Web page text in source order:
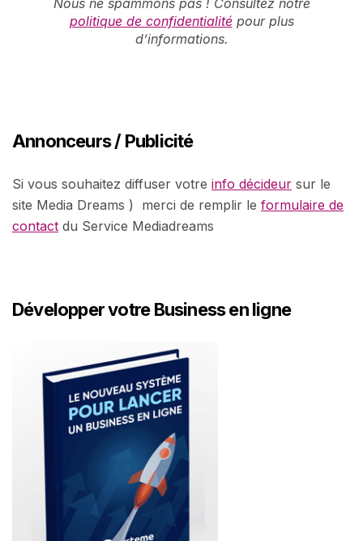
politique de confidentialitépour plus
d’informations.
Annonceurs / Publicité
Si vous souhaitez diffuser votre info décideur sur le
site Media Dreams ) merci de remplir le formulaire de
contact du Service Mediadreams
Développer votre Business en ligne